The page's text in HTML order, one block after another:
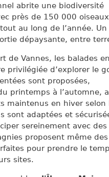
abrite une biodiversité
près de 150 000
au long de l’année. Un
dépaysante, entre
de Vannes, les balades
privilégiée d’explorer le
sont proposées,
printemps à l’automne,
maintenus en hiver selon
sont adaptées et
sereinement avec
proposent même
pour prendre le
sites.